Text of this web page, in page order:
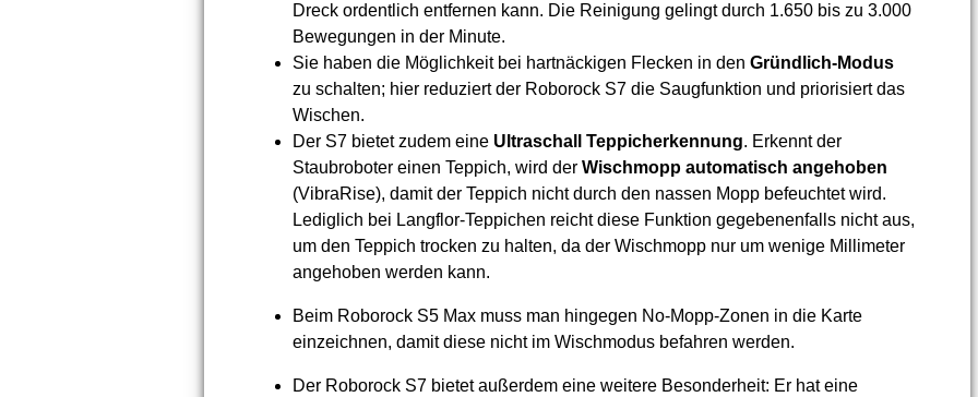
Dreck ordentlich entfernen kann. Die Reinigung gelingt durch 1.650 bis zu 3.000
Bewegungen in der Minute.
Sie haben die Möglichkeit bei hartnäckigen Flecken in den Gründlich-Modus
zu schalten; hier reduziert der Roborock S7 die Saugfunktion und priorisiert das
Wischen.
Der S7 bietet zudem eine Ultraschall Teppicherkennung. Erkennt der
Staubroboter einen Teppich, wird der Wischmopp automatisch angehoben
(VibraRise), damit der Teppich nicht durch den nassen Mopp befeuchtet wird.
Lediglich bei Langflor-Teppichen reicht diese Funktion gegebenenfalls nicht aus,
um den Teppich trocken zu halten, da der Wischmopp nur um wenige Millimeter
angehoben werden kann.
Beim Roborock S5 Max muss man hingegen No-Mopp-Zonen in die Karte
einzeichnen, damit diese nicht im Wischmodus befahren werden.
Der Roborock S7 bietet außerdem eine weitere Besonderheit: Er hat eine